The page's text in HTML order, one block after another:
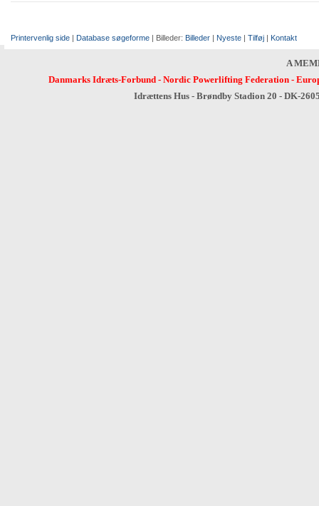
Printervenlig side | Database søgeforme | Billeder: Billeder | Nyeste | Tilføj | Kontakt
A
Danmarks Idræts-Forbund- Nordic Powerlifting Federation-
Idrættens Hus - Brøndby Stadion 20 - DK-